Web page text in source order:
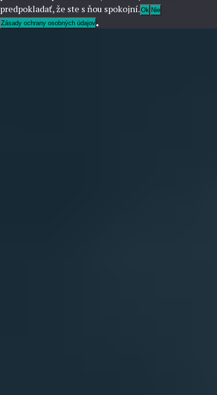
predpokladať, že ste s ňou spokojní. Ok Nie
Zásady ochrany osobných údajov